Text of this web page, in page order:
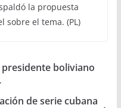
la propuesta
sobre el tema. (PL)
presidente boliviano
de serie cubana